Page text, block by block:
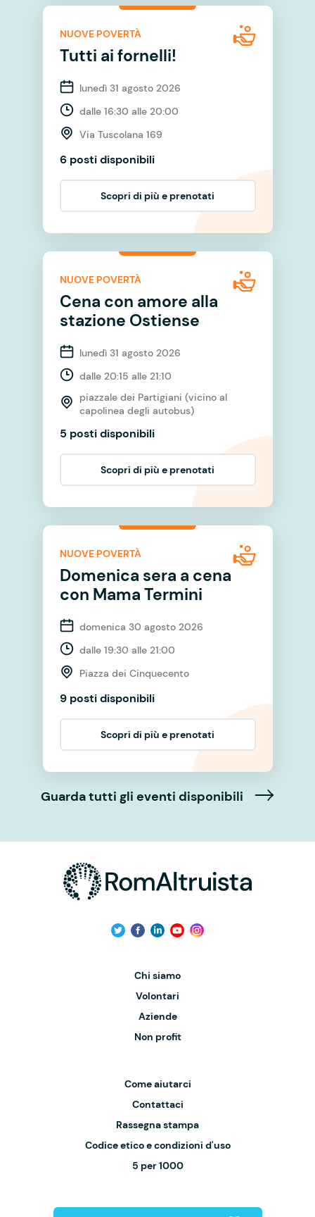
NUOVE POVERTÀ
Tutti ai fornelli!
lunedì 31 agosto 2026
dalle 16:30 alle 20:00
Via Tuscolana 169
6 posti disponibili
Scopri di più e prenotati
NUOVE POVERTÀ
Cena con amore alla
stazione Ostiense
lunedì 31 agosto 2026
dalle 20:15 alle 21:10
piazzale dei Partigiani (vicino al
capolinea degli autobus)
5 posti disponibili
Scopri di più e prenotati
NUOVE POVERTÀ
Domenica sera a cena
con Mama Termini
domenica 30 agosto 2026
dalle 19:30 alle 21:00
Piazza dei Cinquecento
9 posti disponibili
Scopri di più e prenotati
Guarda tutti gli eventi disponibili
Chi siamo
Volontari
Aziende
Non profit
Come aiutarci
Contattaci
Rassegna stampa
Codice etico e condizioni d'uso
5 per 1000